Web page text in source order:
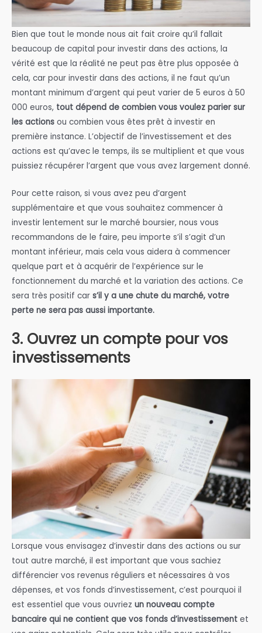
Bien que tout le monde nous ait fait croire qu’il fallait
beaucoup de capital pour investir dans des actions, la
vérité est que la réalité ne peut pas être plus opposée à
cela, car pour investir dans des actions, il ne faut qu’un
montant minimum d’argent qui peut varier de 5 euros à 50
000 euros, tout dépend de combien vous voulez parier sur
les actions ou combien vous êtes prêt à investir en
première instance. L’objectif de l’investissement et des
actions est qu’avec le temps, ils se multiplient et que vous
puissiez récupérer l’argent que vous avez largement donné.
Pour cette raison, si vous avez peu d’argent
supplémentaire et que vous souhaitez commencer à
investir lentement sur le marché boursier, nous vous
recommandons de le faire, peu importe s’il s’agit d’un
montant inférieur, mais cela vous aidera à commencer
quelque part et à acquérir de l’expérience sur le
fonctionnement du marché et la variation des actions. Ce
sera très positif car s’il y a une chute du marché, votre
perte ne sera pas aussi importante.
3. Ouvrez un compte pour vos
investissements
Lorsque vous envisagez d’investir dans des actions ou sur
tout autre marché, il est important que vous sachiez
différencier vos revenus réguliers et nécessaires à vos
dépenses, et vos fonds d’investissement, c’est pourquoi il
est essentiel que vous ouvriez un nouveau compte
bancaire qui ne contient que vos fonds d’investissement et